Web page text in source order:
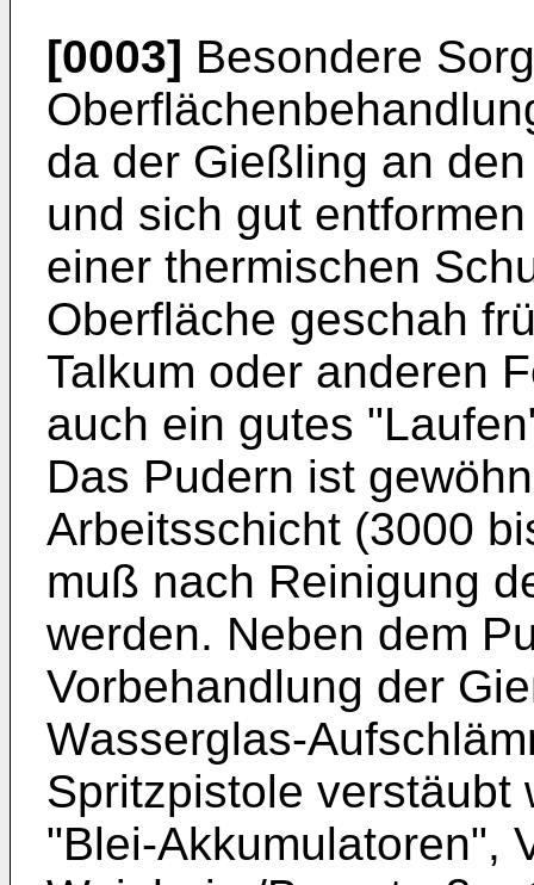
[0003] Besondere
da der Gießling an
und sich gut
einer thermischen
Oberfläche geschah
Talkum oder anderen
auch ein gutes
Das Pudern ist
Arbeitsschicht (3000
muß nach Reinigung
werden. Neben dem
Vorbehandlung der
Wasserglas-
Spritzpistole verstäubt
"Blei-Akkumulatoren",